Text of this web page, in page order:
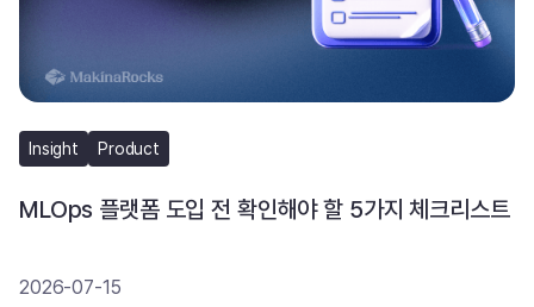
Insight Product
MLOps 플랫폼 도입 전 확인해야 할 5가지 체크리스트
2026-07-15